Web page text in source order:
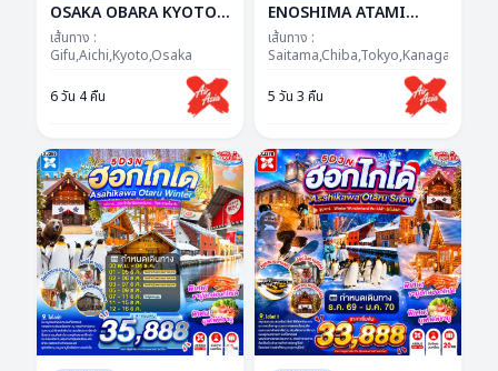
OSAKA OBARA KYOTO
MINOH NABANANO
SATO 6D 4N BY XJ --
NOV - DEC'26 -- ซุป
ตาร์...ชมพูเจอแดง...แรง
เส้นทาง :
Gifu,Aichi,Kyoto,Osaka
6 วัน 4 คืน
ENOSHIMA ATAMI
TOKYO FUJI AUTUMN
5D 3N BY XJ --- NOV -
DEC'26 -- ซุปตาร์...SUPER
WOW FUJI โมมิจิฟีลกู๊ด
เส้นทาง :
5 วัน 3 คืน